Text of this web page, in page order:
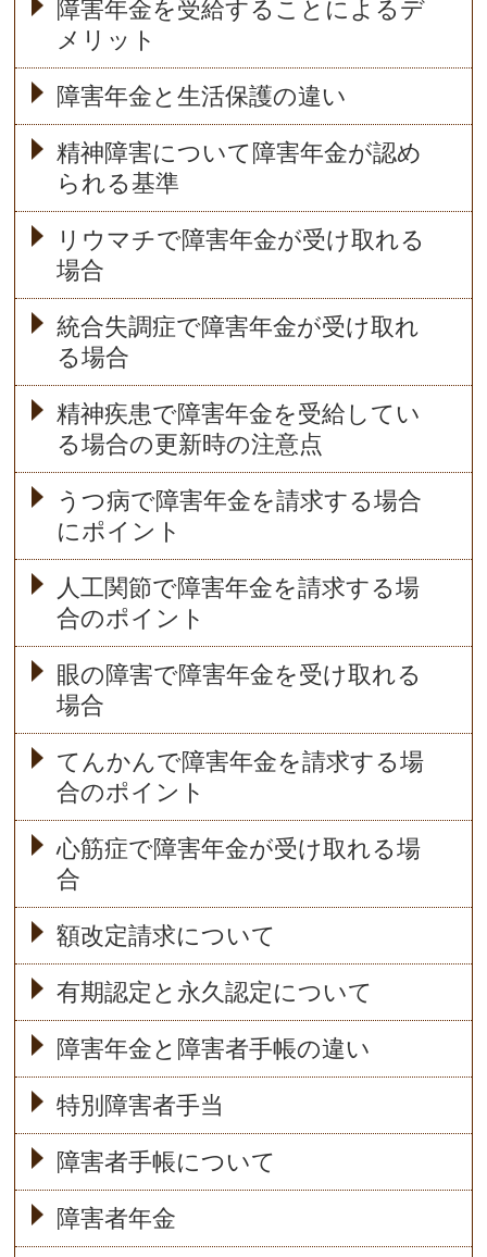
障害年金を受給することによるデ
メリット
障害年金と生活保護の違い
精神障害について障害年金が認め
られる基準
リウマチで障害年金が受け取れる
場合
統合失調症で障害年金が受け取れ
る場合
精神疾患で障害年金を受給してい
る場合の更新時の注意点
うつ病で障害年金を請求する場合
にポイント
人工関節で障害年金を請求する場
合のポイント
眼の障害で障害年金を受け取れる
場合
てんかんで障害年金を請求する場
合のポイント
心筋症で障害年金が受け取れる場
合
額改定請求について
有期認定と永久認定について
障害年金と障害者手帳の違い
特別障害者手当
障害者手帳について
障害者年金